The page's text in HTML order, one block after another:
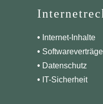
• Internet-Inhalte
• Softwareverträge
• Datenschutz
• IT-Sicherheit